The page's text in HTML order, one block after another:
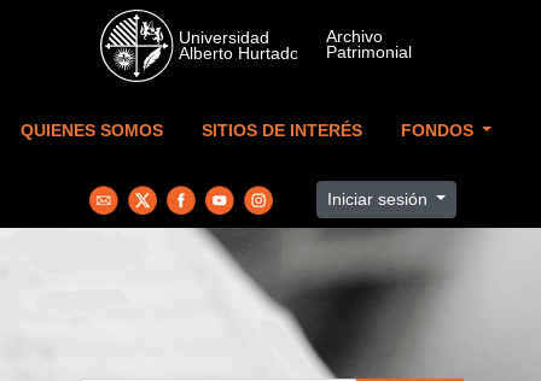
Skip to main content
QUIENES SOMOS SITIOS DE INTERÉS FONDOS
Iniciar sesión